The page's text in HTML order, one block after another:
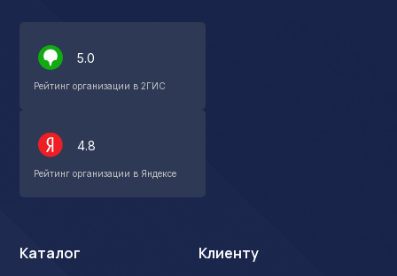
5.0
Рейтинг организации в 2ГИС
4.8
Рейтинг организации в Яндексе
Каталог Клиенту